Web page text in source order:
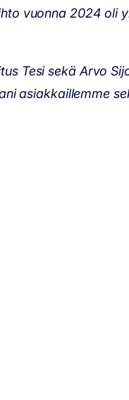
vuonna 2024 oli
Tesi sekä Arvo
asiakkaillemme